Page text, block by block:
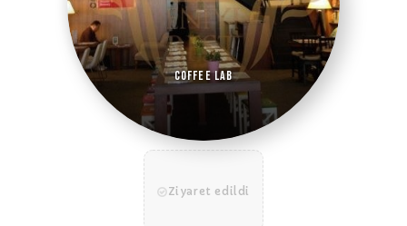
Coffee Lab
Ziyaret edildi